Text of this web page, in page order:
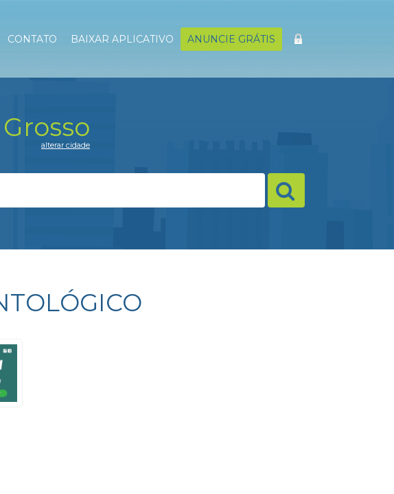
CONTATO BAIXAR APLICATIVO ANUNCIE GRÁTIS
alterar cidade